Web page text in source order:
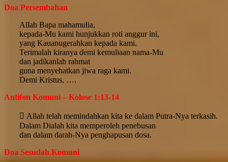
Doa Persembahan
Allah Bapa mahamulia,
kepada-Mu kami hunjukkan roti anggur ini,
yang Kauanugerahkan kepada kami.
Terimalah kiranya demi kemuliaan nama-Mu
dan jadikanlah rahmat
guna menyehatkan jiwa raga kami.
Demi Kristus, ….
Antifon Komuni – Kolose 1:13-14
 Allah telah memindahkan kita ke dalam Putra-Nya terkasih.
Dalam Dialah kita memperoleh penebusan
dan dalam darah-Nya penghapusan dosa.
Doa Sesudah Komuni